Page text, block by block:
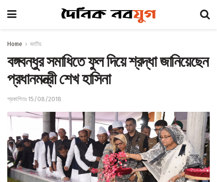
Home জাতীয়
বঙ্গবন্ধুর সমাধিতে ফুল দিয়ে শ্রদ্ধা জানিয়েছেন
প্রধানমন্ত্রী শেখ হাসিনা
প্রকাশিতঃ 15/08/2018